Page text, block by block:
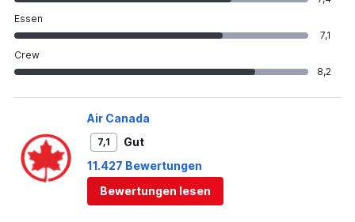
Essen
7,1
Crew
8,2
Air Canada
7,1
Gut
11.427 Bewertungen
Bewertungen lesen